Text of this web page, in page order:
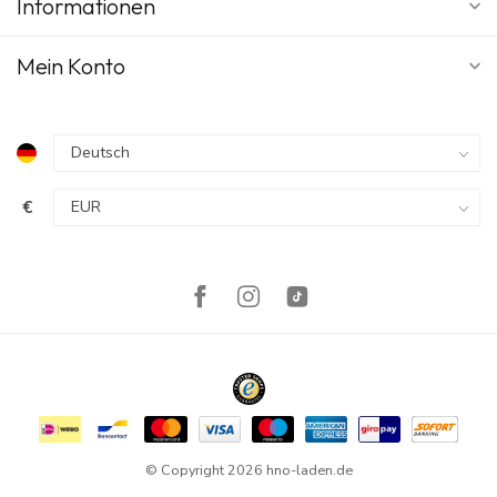
Informationen
Mein Konto
€
© Copyright 2026 hno-laden.de